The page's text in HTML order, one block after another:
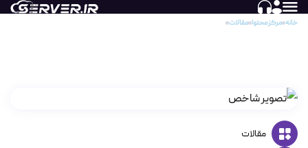
خانه مرکز محتوا مقالات
مقالات